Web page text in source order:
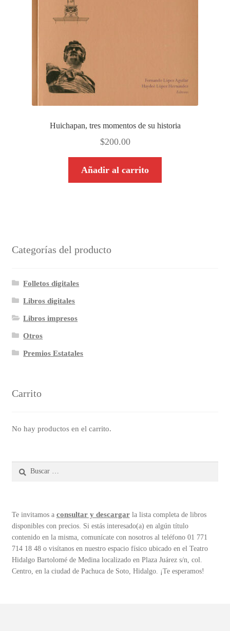
Huichapan, tres momentos de su historia
$200.00
Añadir al carrito
Categorías del producto
Folletos digitales
Libros digitales
Libros impresos
Otros
Premios Estatales
Carrito
No hay productos en el carrito.
Te invitamos a consultar y descargarla lista completa de libros
disponibles con precios. Si estás interesado(a) en algún título
contenido en la misma, comunícate con nosotros al teléfono 01 771
714 18 48 o visítanos en nuestro espacio físico ubicado en el Teatro
Hidalgo Bartolomé de Medina localizado en Plaza Juárez s/n, col.
Centro, en la ciudad de Pachuca de Soto, Hidalgo. ¡Te esperamos!